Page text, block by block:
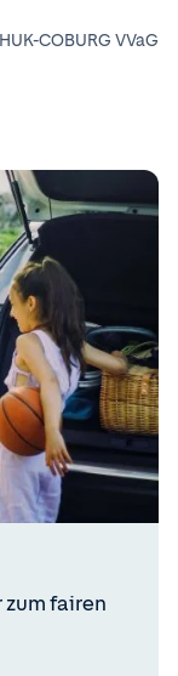
COBURG VVaG
zum fairen